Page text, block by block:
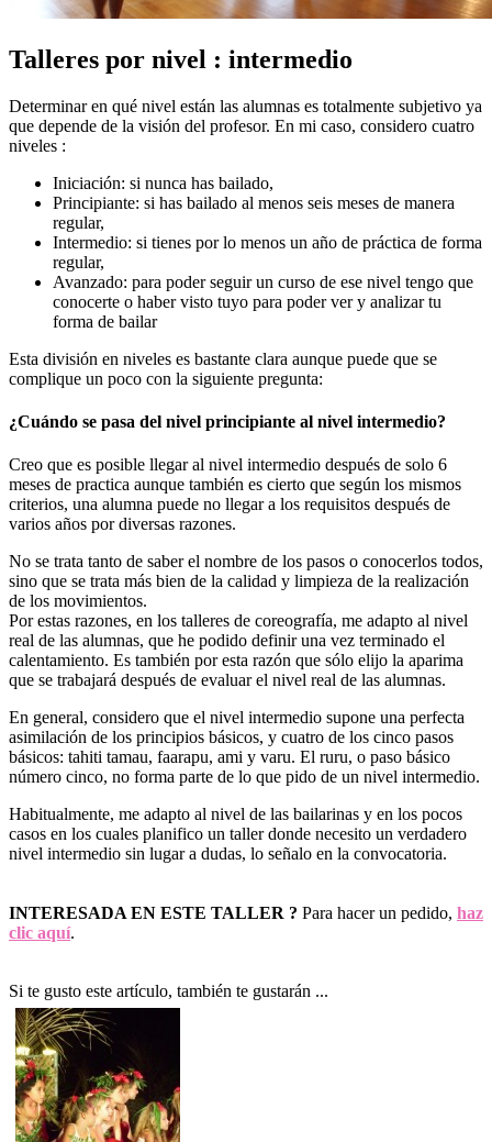
Talleres por nivel : intermedio
Determinar en qué nivel están las alumnas es totalmente subjetivo ya
que depende de la visión del profesor. En mi caso, considero cuatro
niveles :
Iniciación: si nunca has bailado,
Principiante: si has bailado al menos seis meses de manera
regular,
Intermedio: si tienes por lo menos un año de práctica de forma
regular,
Avanzado: para poder seguir un curso de ese nivel tengo que
conocerte o haber visto tuyo para poder ver y analizar tu
forma de bailar
Esta división en niveles es bastante clara aunque puede que se
complique un poco con la siguiente pregunta:
¿Cuándo se pasa del nivel principiante al nivel intermedio?
Creo que es posible llegar al nivel intermedio después de solo 6
meses de practica aunque también es cierto que según los mismos
criterios, una alumna puede no llegar a los requisitos después de
varios años por diversas razones.
No se trata tanto de saber el nombre de los pasos o conocerlos todos,
sino que se trata más bien de la calidad y limpieza de la realización
de los movimientos.
Por estas razones, en los talleres de coreografía, me adapto al nivel
real de las alumnas, que he podido definir una vez terminado el
calentamiento. Es también por esta razón que sólo elijo la aparima
que se trabajará después de evaluar el nivel real de las alumnas.
En general, considero que el nivel intermedio supone una perfecta
asimilación de los principios básicos, y cuatro de los cinco pasos
básicos: tahiti tamau, faarapu, ami y varu. El ruru, o paso básico
número cinco, no forma parte de lo que pido de un nivel intermedio.
Habitualmente, me adapto al nivel de las bailarinas y en los pocos
casos en los cuales planifico un taller donde necesito un verdadero
nivel intermedio sin lugar a dudas, lo señalo en la convocatoria.
INTERESADA EN ESTE TALLER ? Para hacer un pedido, haz
clic aquí.
Si te gusto este artículo, también te gustarán ...